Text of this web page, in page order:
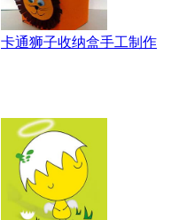
卡通狮子收纳盒手工制作